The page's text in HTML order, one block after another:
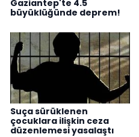
Gaziantep'te 4.5
büyüklüğünde deprem!
Suça sürüklenen
çocuklara ilişkin ceza
düzenlemesi yasalaştı